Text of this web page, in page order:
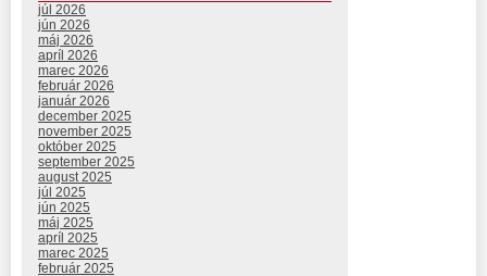
júl 2026
jún 2026
máj 2026
apríl 2026
marec 2026
február 2026
január 2026
december 2025
november 2025
október 2025
september 2025
august 2025
júl 2025
jún 2025
máj 2025
apríl 2025
marec 2025
február 2025